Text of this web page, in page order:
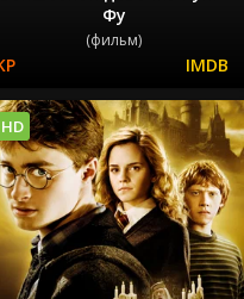
Фу
(фильм)
HD